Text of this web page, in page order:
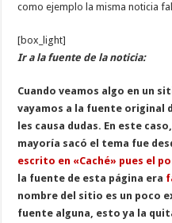
como ejemplo la misma noticia
[box_light]
Ir a la fuente de la noticia:
Cuando veamos algo en un
vayamos a la fuente original
les causa dudas. En este
mayoría sacó el tema fue
escrito en «Caché» pues el
la fuente de esta página era
nombre del sitio es un poco
fuente alguna, esto ya la